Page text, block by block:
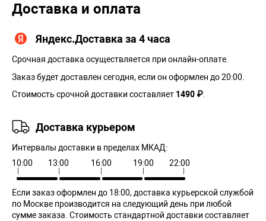
Доставка и оплата
Яндекс.Доставка за 4 часа
Срочная доставка осуществляется при онлайн-оплате.
Заказ будет доставлен сегодня, если он оформлен до 20:00.
Стоимость срочной доставки составляет 1490 ₽.
Доставка курьером
Интервалы доставки в пределах МКАД:
10:00
13:00 16:00 19:00 22:00
Если заказ оформлен до 18:00, доставка курьерской службой
по Москве производится на следующий день при любой
сумме заказа. Cтоимость стандартной доставки составляет